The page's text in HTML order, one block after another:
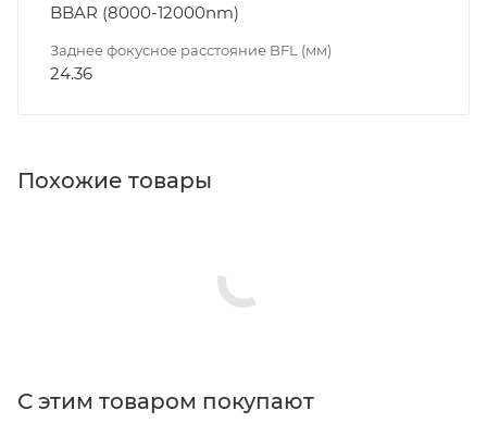
BBAR (8000-12000nm)
Заднее фокусное расстояние BFL (мм)
24.36
Похожие товары
С этим товаром покупают